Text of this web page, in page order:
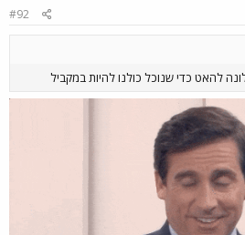
#92
להאט כדי שנוכל כולנו להיות במקביל